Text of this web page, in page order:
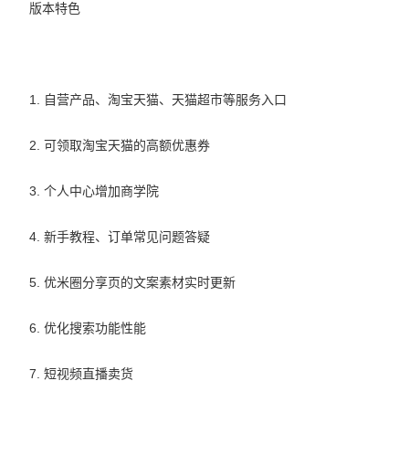
版本特色
1. 自营产品、淘宝天猫、天猫超市等服务入口
2. 可领取淘宝天猫的高额优惠券
3. 个人中心增加商学院
4. 新手教程、订单常见问题答疑
5. 优米圈分享页的文案素材实时更新
6. 优化搜索功能性能
7. 短视频直播卖货